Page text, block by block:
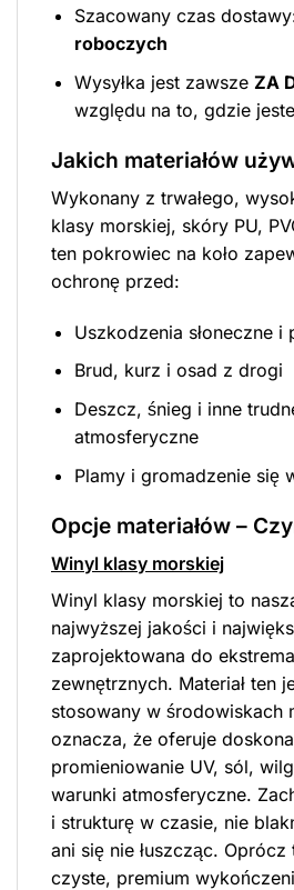
Szacowany czas
roboczych
Wysyłka jest zawsze ZA
względu na to, gdzie
Jakich materiałów
Wykonany z trwałego,
klasy morskiej, skóry PU,
ten pokrowiec na koło
ochronę przed:
Uszkodzenia słoneczne i
Brud, kurz i osad z drogi
Deszcz, śnieg i inne
atmosferyczne
Plamy i gromadzenie się
Opcje materiałów –
Winyl klasy morskiej
Winyl klasy morskiej to
najwyższej jakości i
zaprojektowana do
zewnętrznych. Materiał ten
stosowany w środowiskach
oznacza, że oferuje
promieniowanie UV, sól,
warunki atmosferyczne.
i strukturę w czasie, nie
ani się nie łuszcząc. Oprócz
czyste, premium